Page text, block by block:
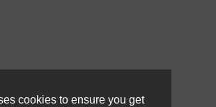
cookies to ensure you get